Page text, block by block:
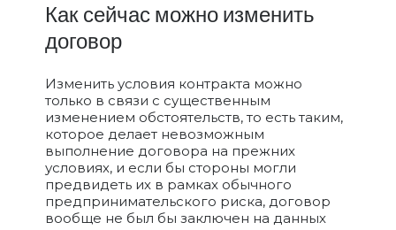
Как сейчас можно изменить
договор
Изменить условия контракта можно
только в связи с существенным
изменением обстоятельств, то есть таким,
которое делает невозможным
выполнение договора на прежних
условиях, и если бы стороны могли
предвидеть их в рамках обычного
предпринимательского риска, договор
вообще не был бы заключен на данных